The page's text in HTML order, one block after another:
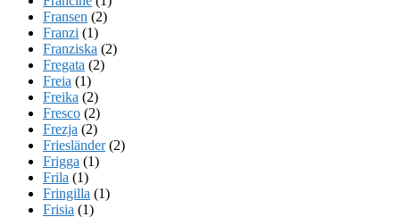
Fransen (2)
Franzi (1)
Franziska (2)
Fregata (2)
Freia (1)
Freika (2)
Fresco (2)
Frezja (2)
Friesländer(2)
Frigga (1)
Frila (1)
Fringilla (1)
Frisia (1)